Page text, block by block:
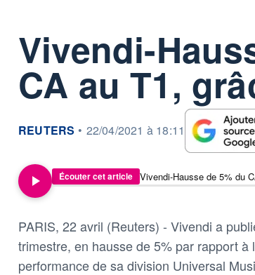
Vivendi-
CA au T1,
information fournie par
REUTERS • 22/04/2021 à 18:11
Écouter cet article Vivendi-Hausse de 5% du
PARIS, 22 avril (Reuters) - Vivendi a
trimestre, en hausse de 5% par rapport
performance de sa division Universal